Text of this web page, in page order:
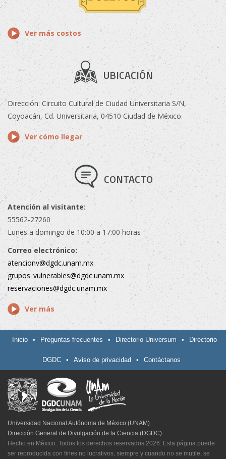
Ver más costos
UBICACIÓN
Dirección: Circuito Cultural de Ciudad Universitaria S/N,
Coyoacán, Cd. Universitaria, 04510 Ciudad de México.
Ver cómo llegar
CONTACTO
Atención al visitante:
55562-27260
Lunes a domingo de 10:00 a 17:00 horas
Correo electrónico:
atencionv@dgdc.unam.mx
grupos_vulnerables@dgdc.unam.mx
reservaciones@dgdc.unam.mx
Ver más
Inicio • Preguntas frecuentes • Directorio Universum • Directorio
DGDC • Aviso de privacidad • Contáctanos
Universidad Nacional Autónoma de México (UNAM)
Dirección General de Divulgación de la Ciencia (DGDC)
Hecho en México. Todos los derechos reservados 2026. Esta página puede
ser reproducida con fines no lucrativos, siempre y cuando no se mutile, se